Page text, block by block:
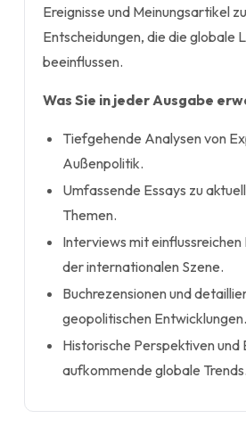
Ereignisse und Meinungsartikel
Entscheidungen, die die globale
beeinflussen.
Was Sie in jeder Ausgabe
Tiefgehende Analysen von
Außenpolitik.
Umfassende Essays zu
Themen.
Interviews mit
der internationalen Szene.
Buchrezensionen und
geopolitischen Entwicklungen.
Historische Perspektiven und
aufkommende globale Trends.